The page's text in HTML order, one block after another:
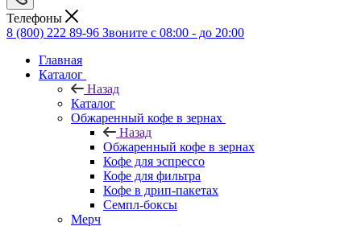
Телефоны
8 (800) 222 89-96 Звоните с 08:00 - до 20:00
Главная
Каталог
Назад
Каталог
Обжаренный кофе в зернах
Назад
Обжаренный кофе в зернах
Кофе для эспрессо
Кофе для фильтра
Кофе в дрип-пакетах
Семпл-боксы
Мерч